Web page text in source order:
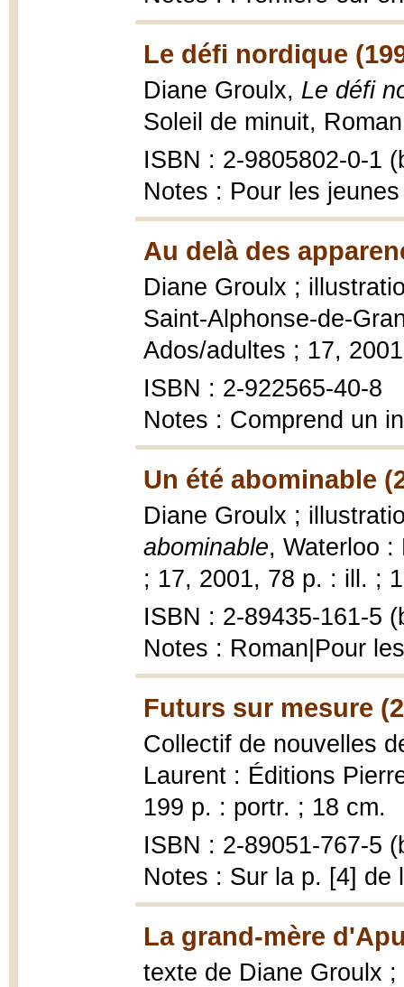
Le défi nordique
Diane Groulx, Le défi
Soleil de minuit,
ISBN : 2-9805802-0-1
Notes : Pour les
Au delà des
Diane Groulx ;
Saint-Alphonse-de-
Ados/adultes ; 17, 2001
ISBN : 2-922565-40-8
Notes : Comprend un
Un été abominable
Diane Groulx ;
abominable, Waterloo :
; 17, 2001, 78 p. : ill. ;
ISBN : 2-89435-161-5
Notes : Roman|Pour
Futurs sur mesure
Collectif de nouvelles
Laurent : Éditions
199 p. : portr. ; 18 cm.
ISBN : 2-89051-767-5
Notes : Sur la p. [4] de
La grand-mère
texte de Diane Groulx